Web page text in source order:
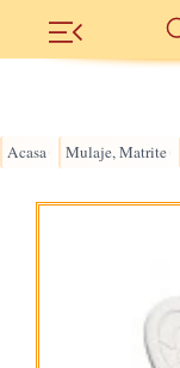
Acasa Mulaje, Matrite